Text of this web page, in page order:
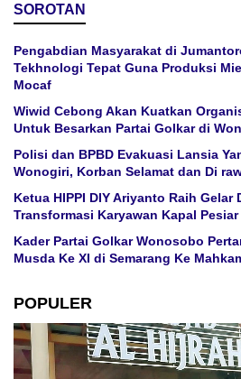
SOROTAN
Pengabdian Masyarakat di
Tekhnologi Tepat Guna Produksi
Mocaf
Wiwid Cebong Akan Kuatkan
Untuk Besarkan Partai Golkar di
Polisi dan BPBD Evakuasi Lansia
Wonogiri, Korban Selamat dan Di
Ketua HIPPI DIY Ariyanto Raih Gelar
Transformasi Karyawan Kapal
Kader Partai Golkar Wonosobo
Musda Ke XI di Semarang Ke
POPULER